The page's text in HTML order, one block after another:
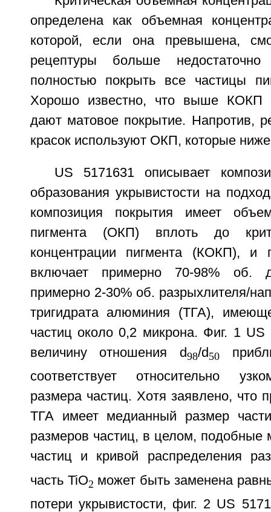
определена как объемная
которой, если она превышена,
рецептуры больше
полностью покрыть все частицы
Хорошо известно, что выше КОКП
дают матовое покрытие. Напротив,
красок используют ОКП, которые
US 5171631 описывает
образования укрывистости на
композиция покрытия имеет
пигмента (ОКП) вплоть до
концентрации пигмента (КОКП), и
включает примерно 70-98% об.
примерно 2-30% об. разрыхлителя/
тригидрата алюминия (ТГА),
частиц около 0,2 микрона. Фиг. 1 US
величину отношения d98/d 50
соответствует относительно
размера частиц. Хотя заявлено, что
ТГА имеет медианный размер
размеров частиц, в целом, подобные
частиц и кривой распределения
часть TiO2 может быть заменена
потери укрывистости, фиг. 2 US